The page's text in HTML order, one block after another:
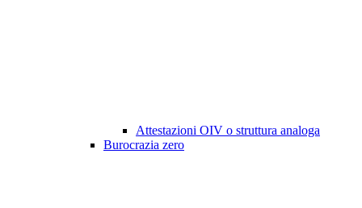
Attestazioni OIV o struttura analoga
Burocrazia zero